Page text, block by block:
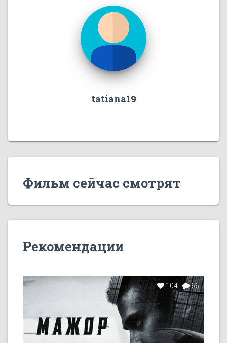
tatiana19
Фильм сейчас смотрят
Рекомендации
104 66